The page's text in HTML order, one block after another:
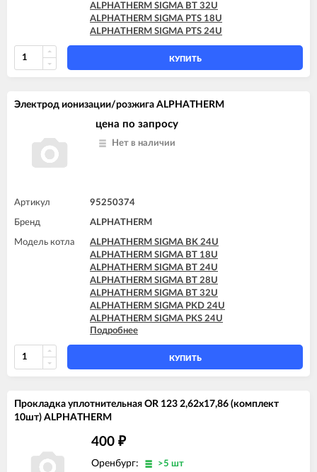
ALPHATHERM SIGMA BT 32U
ALPHATHERM SIGMA PTS 18U
ALPHATHERM SIGMA PTS 24U
КУПИТЬ
Электрод ионизации/розжига ALPHATHERM
цена по запросу
Нет в наличии
Артикул 95250374
Бренд ALPHATHERM
Модель котла
ALPHATHERM SIGMA BK 24U
ALPHATHERM SIGMA BT 18U
ALPHATHERM SIGMA BT 24U
ALPHATHERM SIGMA BT 28U
ALPHATHERM SIGMA BT 32U
ALPHATHERM SIGMA PKD 24U
ALPHATHERM SIGMA PKS 24U
ALPHATHERM SIGMA PTD 24U
ALPHATHERM SIGMA PTD 28U
ALPHATHERM SIGMA PTS 18U
ALPHATHERM SIGMA PTS 24U
Подробнее
КУПИТЬ
Прокладка уплотнительная OR 123 2,62x17,86 (комплект
10шт) ALPHATHERM
400₽
Оренбург: >5 шт